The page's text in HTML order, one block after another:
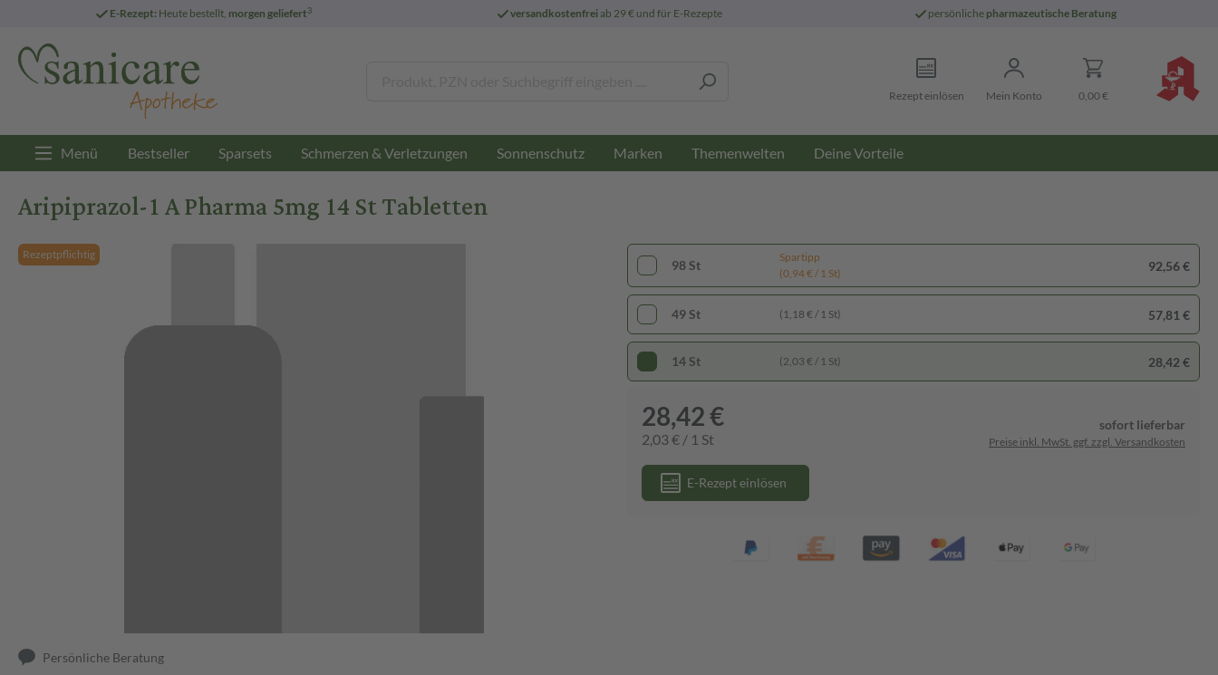
E-Rezept: Heute bestellt, morgen geliefert3 versandkostenfreiab 29 € und für E-Rezepte persönliche pharmazeutische Beratung
Rezept einlösen Mein Konto 0,00 €
Menü Bestseller Sparsets Schmerzen & Verletzungen Sonnenschutz Marken Themenwelten Deine Vorteile
Aripiprazol-1 A Pharma 5mg 14 St Tabletten
Rezeptpflichtig
Persönliche Beratung
98 St
Spartipp
(0,94 € / 1 St)
92,56 €
49 St (1,18 € / 1 St) 57,81 €
14 St (2,03 € / 1 St) 28,42 €
28,42 €
2,03 € / 1 St
sofort lieferbar
Preise inkl. MwSt. ggf. zzgl. Versandkosten
E-Rezept einlösen